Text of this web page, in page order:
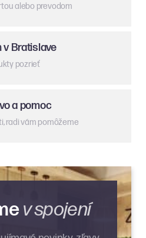
alebo prevodom
v Bratislave
pozrieť
a pomoc
radi vám pomôžeme
v spojení